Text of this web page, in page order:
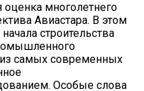
многолетнего
Авиастара. В этом
строительства
из самых современных
Особые слова